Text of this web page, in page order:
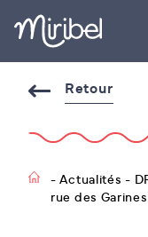
Retour
- Actualités -
rue des